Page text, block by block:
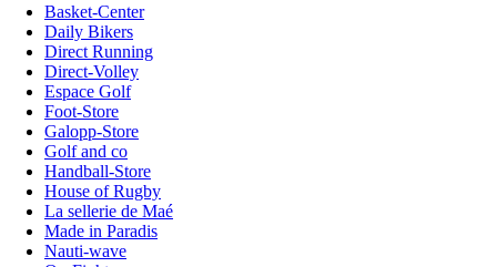
Basket-Center
Daily Bikers
Direct Running
Direct-Volley
Espace Golf
Foot-Store
Galopp-Store
Golf and co
Handball-Store
House of Rugby
La sellerie de Maé
Made in Paradis
Nauti-wave